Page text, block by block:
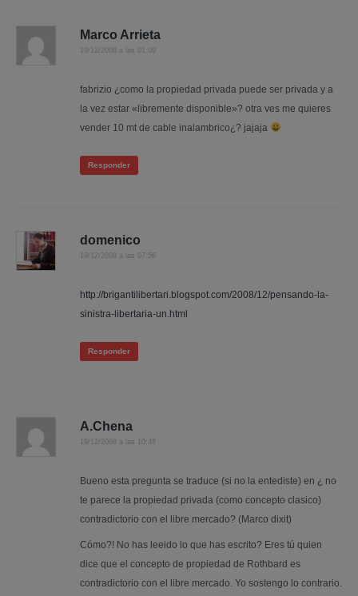
Marco Arrieta
19/12/2008 a las 01:09
fabrizio ¿como la propiedad privada puede ser privada y a
la vez estar «libremente disponible»? otra ves me quieres
vender 10 mt de cable inalambrico¿? jajaja
Responder
domenico
19/12/2008 a las 07:56
http://brigantilibertari.blogspot.com/2008/12/pensando-la-
sinistra-libertaria-un.html
Responder
A.Chena
19/12/2008 a las 10:48
Bueno esta pregunta se traduce (si no la entediste) en ¿ no
te parece la propiedad privada (como concepto clasico)
contradictorio con el libre mercado? (Marco dixit)
Cómo?! No has leeido lo que has escrito? Eres tú quien
dice que el concepto de propiedad de Rothbard es
contradictorio con el libre mercado. Yo sostengo lo contrario.